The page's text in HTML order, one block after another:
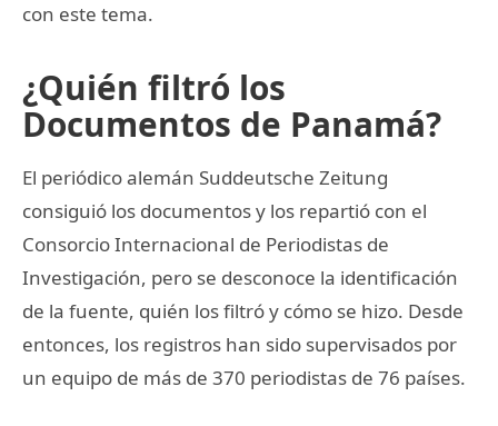
con este tema.
¿Quién filtró los
Documentos de Panamá?
El periódico alemán Suddeutsche Zeitung
consiguió los documentos y los repartió con el
Consorcio Internacional de Periodistas de
Investigación, pero se desconoce la identificación
de la fuente, quién los filtró y cómo se hizo. Desde
entonces, los registros han sido supervisados por
un equipo de más de 370 periodistas de 76 países.